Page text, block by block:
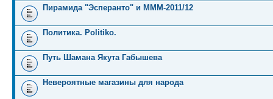
Пирамида "Эсперанто" и MMM-2011/12
Политика. Politiko.
Путь Шамана Якута Габышева
Невероятные магазины для народа